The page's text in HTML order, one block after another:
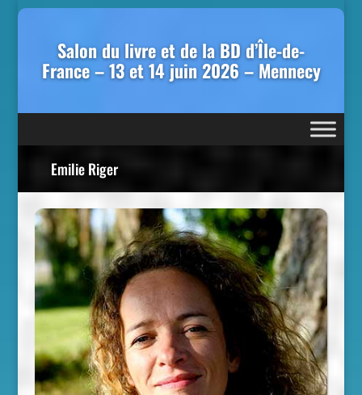
Salon du livre et de la BD d’Île-de-
France – 13 et 14 juin 2026 – Mennecy
Emilie Riger